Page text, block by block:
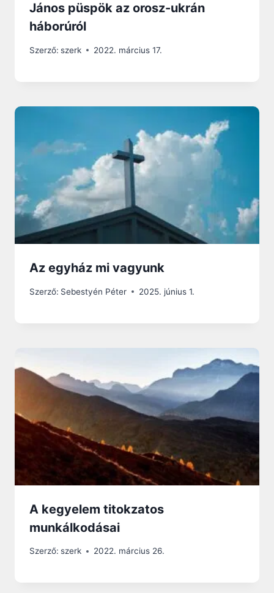
János püspök az orosz-ukrán
háborúról
Szerző: szerk 2022. március 17.
Az egyház mi vagyunk
Szerző: Sebestyén Péter 2025. június 1.
A kegyelem titokzatos
munkálkodásai
Szerző: szerk 2022. március 26.